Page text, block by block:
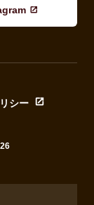
シー